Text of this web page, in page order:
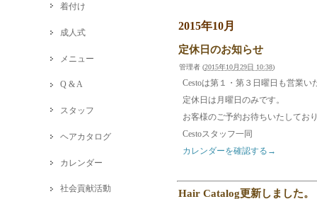
2015年10月
定休日のお知らせ
管理者 (2015年10月29日 10:38)
Cestoは第１・第３日曜日も営業い
定休日は月曜日のみです。
お客様のご予約お待ちいたしてお
Cestoスタッフ一同
カレンダーを確認する→
Hair Catalog更新しました。
着付け
成人式
メニュー
Q & A
スタッフ
ヘアカタログ
カレンダー
社会貢献活動